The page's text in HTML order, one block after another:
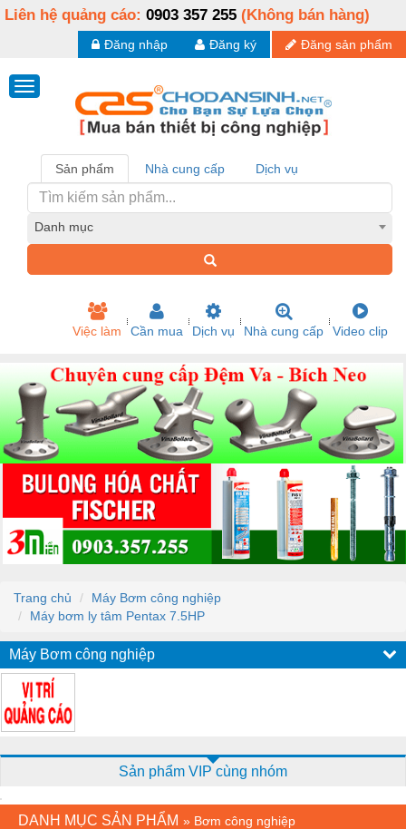
Liên hệ quảng cáo: 0903 357 255 (Không bán hàng)
Đăng sản phẩm
Đăng ký
Đăng nhập
Sản phẩm Nhà cung cấp Dịch vụ
Danh mục
Việc làm Cần mua Dịch vụ Nhà cung cấp Video clip
Trang chủ
Máy Bơm công nghiệp
Máy bơm ly tâm Pentax 7.5HP
Máy Bơm công nghiệp
Sản phẩm VIP cùng nhóm
DANH MỤC SẢN PHẨM » Bơm công nghiệp